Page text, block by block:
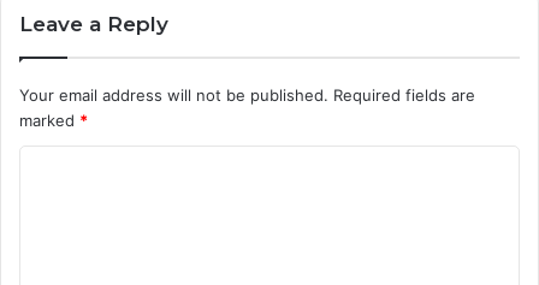
Leave a Reply
Your email address will not be published. Required fields are
marked *